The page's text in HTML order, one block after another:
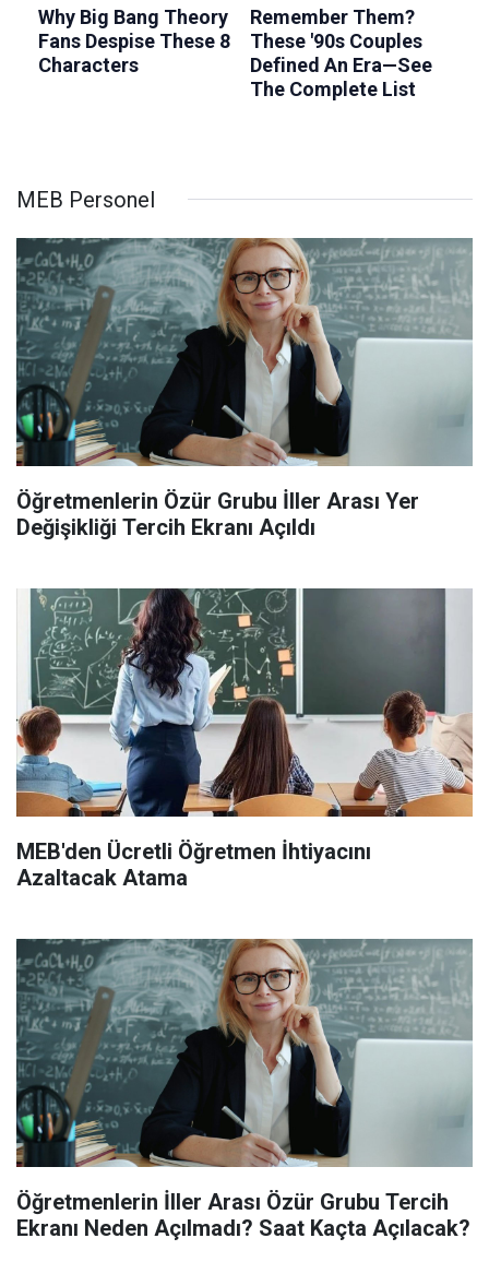
MEB Personel
Öğretmenlerin Özür Grubu İller Arası Yer
Değişikliği Tercih Ekranı Açıldı
MEB'den Ücretli Öğretmen İhtiyacını
Azaltacak Atama
Öğretmenlerin İller Arası Özür Grubu Tercih
Ekranı Neden Açılmadı? Saat Kaçta Açılacak?